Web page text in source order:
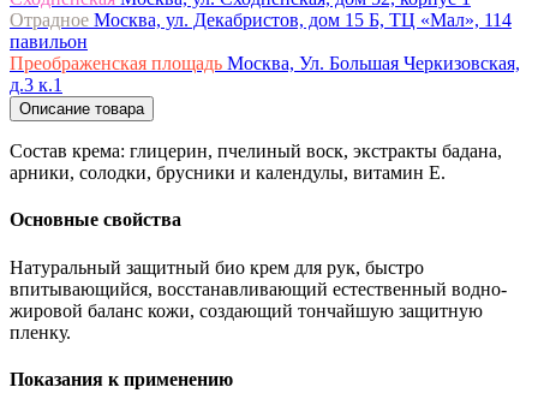
Отрадное Москва, ул. Декабристов, дом 15 Б, ТЦ «Мал», 114
павильон
Преображенская площадь Москва, Ул. Большая Черкизовская,
д.3 к.1
Описание товара
Состав крема: глицерин, пчелиный воск, экстракты бадана,
арники, солодки, брусники и календулы, витамин Е.
Основные свойства
Натуральный защитный био крем для рук, быстро
впитывающийся, восстанавливающий естественный водно-
жировой баланс кожи, создающий тончайшую защитную
пленку.
Показания к применению